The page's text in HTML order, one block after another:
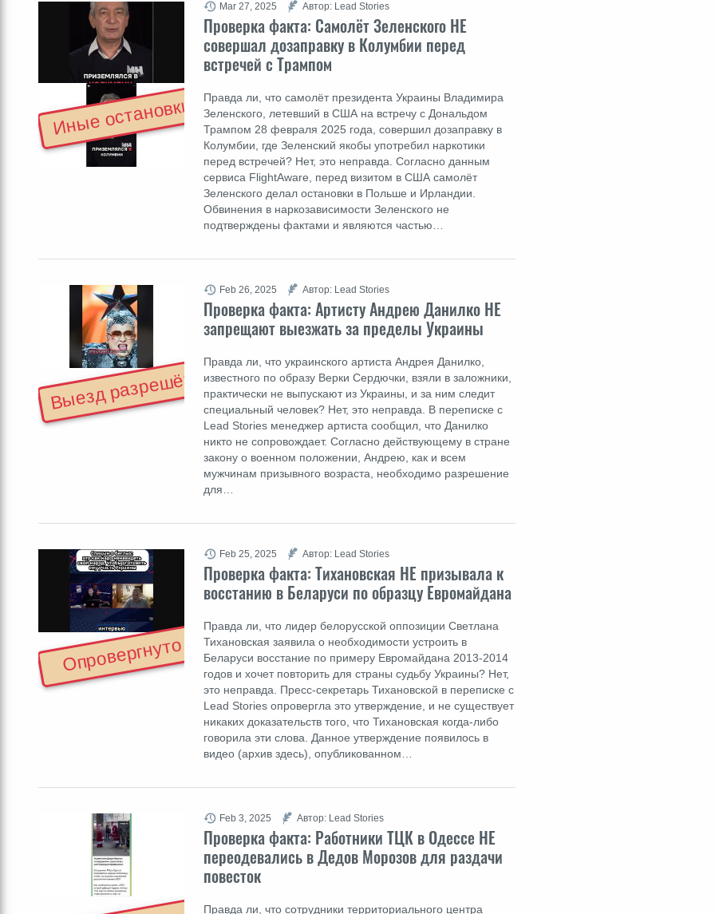
Проверка факта: Самолёт Зеленского НЕ
совершал дозаправку в Колумбии перед
встречей с Трампом
Правда ли, что самолёт президента Украины Владимира
Зеленского, летевший в США на встречу с Дональдом
Трампом 28 февраля 2025 года, совершил дозаправку в
Колумбии, где Зеленский якобы употребил наркотики
перед встречей? Нет, это неправда. Согласно данным
сервиса FlightAware, перед визитом в США самолёт
Зеленского делал остановки в Польше и Ирландии.
Обвинения в наркозависимости Зеленского не
подтверждены фактами и являются частью…
Mar 27, 2025 Автор: Lead Stories
Иные остановки
Проверка факта: Артисту Андрею Данилко НЕ
запрещают выезжать за пределы Украины
Правда ли, что украинского артиста Андрея Данилко,
известного по образу Верки Сердючки, взяли в заложники,
практически не выпускают из Украины, и за ним следит
специальный человек? Нет, это неправда. В переписке с
Lead Stories менеджер артиста сообщил, что Данилко
никто не сопровождает. Согласно действующему в стране
закону о военном положении, Андрею, как и всем
мужчинам призывного возраста, необходимо разрешение
для…
Feb 26, 2025 Автор: Lead Stories
Выезд разрешён
Проверка факта: Тихановская НЕ призывала к
восстанию в Беларуси по образцу Евромайдана
Правда ли, что лидер белорусской оппозиции Светлана
Тихановская заявила о необходимости устроить в
Беларуси восстание по примеру Евромайдана 2013-2014
годов и хочет повторить для страны судьбу Украины? Нет,
это неправда. Пресс-секретарь Тихановской в переписке с
Lead Stories опровергла это утверждение, и не существует
никаких доказательств того, что Тихановская когда-либо
говорила эти слова. Данное утверждение появилось в
видео (архив здесь), опубликованном…
Feb 25, 2025 Автор: Lead Stories
Опровергнуто
Проверка факта: Работники ТЦК в Одессе НЕ
переодевались в Дедов Морозов для раздачи
повесток
Правда ли, что сотрудники территориального центра
Feb 3, 2025 Автор: Lead Stories